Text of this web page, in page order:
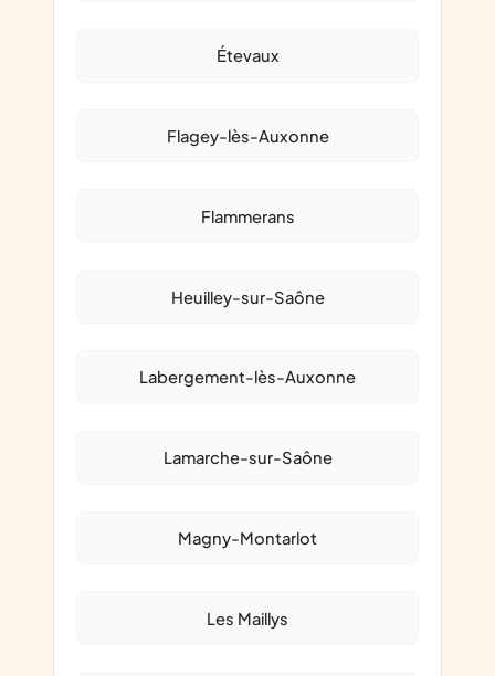
Étevaux
Flagey-lès-Auxonne
Flammerans
Heuilley-sur-Saône
Labergement-lès-Auxonne
Lamarche-sur-Saône
Magny-Montarlot
Les Maillys